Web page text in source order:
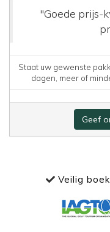
"Goede prijs-
Staat uw gewenste
dagen, meer of
Geef
Veilig